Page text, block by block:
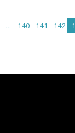
... 140 141 142